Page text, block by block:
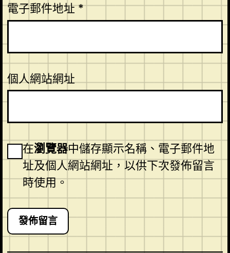
電子郵件地址*
個人網站網址
在瀏覽器中儲存顯示名稱、電子郵件地
址及個人網站網址，以供下次發佈留言
時使用。